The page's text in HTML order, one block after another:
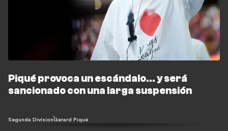
Piqué provoca un escándalo... y será
sancionado con una larga suspensión
Segunda DivisionGerard Piqué